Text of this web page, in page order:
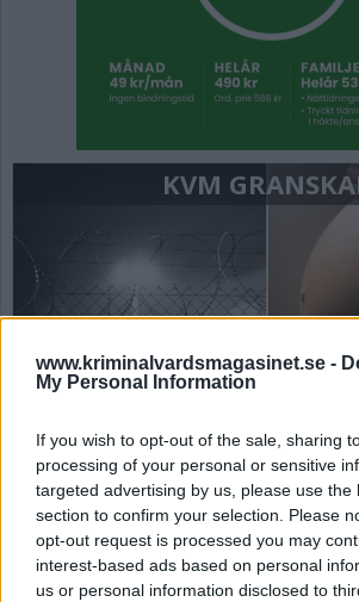
www.kriminalvardsmagasinet.se -
My Personal Information
If you wish to opt-out of the sale, sharing
processing of your personal or sensitive
targeted advertising by us, please use the
section to confirm your selection. Please
opt-out request is processed you may
interest-based ads based on personal
us or personal information disclosed to
KVM
Livstidsdömd
skaffa barn
Av Ricard A R Nilsson 2025-10-08